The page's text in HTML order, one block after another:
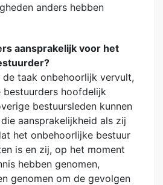
anders hebben
aansprakelijk voor het
de taak onbehoorlijk vervult,
bestuurders hoofdelijk
bestuursleden kunnen
aansprakelijkheid als zij
het onbehoorlijke bestuur
is en zij, op het moment
hebben genomen,
genomen om de gevolgen